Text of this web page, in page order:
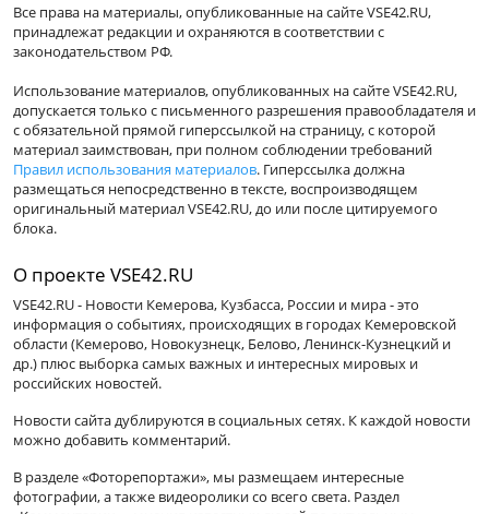
Все права на материалы, опубликованные на сайте VSE42.RU,
принадлежат редакции и охраняются в соответствии с
законодательством РФ.
Использование материалов, опубликованных на сайте VSE42.RU,
допускается только с письменного разрешения правообладателя и
с обязательной прямой гиперссылкой на страницу, с которой
материал заимствован, при полном соблюдении требований
Правил использования материалов. Гиперссылка должна
размещаться непосредственно в тексте, воспроизводящем
оригинальный материал VSE42.RU, до или после цитируемого
блока.
О проекте VSE42.RU
VSE42.RU - Новости Кемерова, Кузбасса, России и мира - это
информация о событиях, происходящих в городах Кемеровской
области (Кемерово, Новокузнецк, Белово, Ленинск-Кузнецкий и
др.) плюс выборка самых важных и интересных мировых и
российских новостей.
Новости сайта дублируются в социальных сетях. К каждой новости
можно добавить комментарий.
В разделе «Фоторепортажи», мы размещаем интересные
фотографии, а также видеоролики со всего света. Раздел